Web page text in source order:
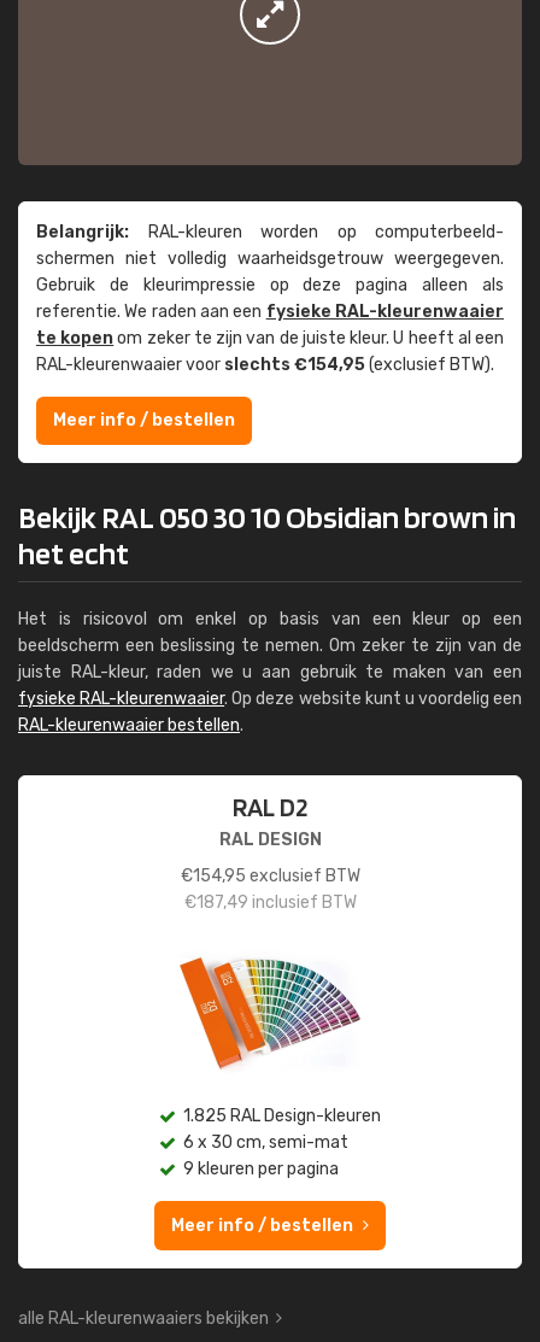
Belangrijk: RAL-kleuren worden op computer­beeld­
schermen niet volledig waarheids­­getrouw weer­gegeven.
Gebruik de kleur­impressie op deze pagina alleen als
referentie. We raden aan een fysieke RAL-kleuren­waaier
te kopenom zeker te zijn van de juiste kleur. U heeft al een
RAL-kleuren­waaier voor slechts €154,95(exclusief BTW).
Meer info / bestellen
Bekijk RAL 050 30 10 Obsidian brown in
het echt
Het is risicovol om enkel op basis van een kleur op een
beeldscherm een beslissing te nemen. Om zeker te zijn van de
juiste RAL-kleur, raden we u aan gebruik te maken van een
fysieke RAL-kleurenwaaier. Op deze website kunt u voordelig een
RAL-kleurenwaaier bestellen.
RAL D2
RAL DESIGN
€154,95 exclusief BTW
€187,49 inclusief BTW
1.825 RAL Design-kleuren
6 x 30 cm, semi-mat
9 kleuren per pagina
Meer info / bestellen
alle RAL-kleurenwaaiers bekijken